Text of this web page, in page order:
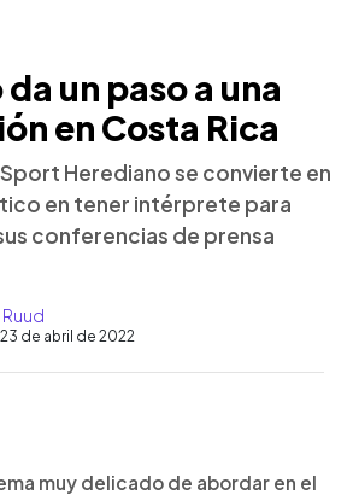
un paso a una
en Costa Rica
Sport Herediano se convierte en
en tener intérprete para
conferencias de prensa
de abril de 2022
artículomuy delicado de abordar en el